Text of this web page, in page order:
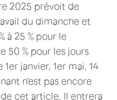
2025 prévoit de
du dimanche et
à 25 % pour le
50 % pour les jours
janvier, 1er mai, 14
n'est pas encore
cet article. Il entrera